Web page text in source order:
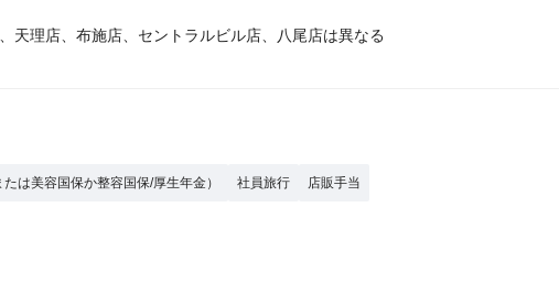
天理店、布施店、セントラルビル店、八尾店は異なる
は美容国保か整容国保/厚生年金） 社員旅行 店販手当